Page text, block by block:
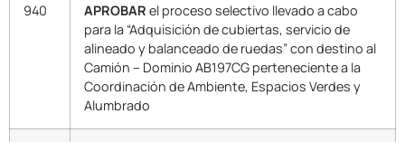
940 APROBAR el proceso selectivo llevado a cabo
para la “Adquisición de cubiertas, servicio de
alineado y balanceado de ruedas” con destino al
Camión – Dominio AB197CG perteneciente a la
Coordinación de Ambiente, Espacios Verdes y
Alumbrado